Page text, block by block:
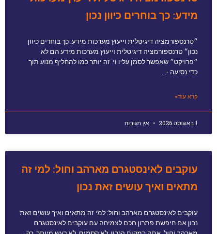
מידע: כך בוחרים כיוון נכון
״טרנספורמציה דיגיטלית וייעוץ מערכות מידע: כך בוחרים כיוון
נכון״ טרנספורמציה דיגיטלית וייעוץ מערכות מידע הם לא
״פרויקט״ שאפשר לסמן עליו וי. זה יותר כמו להחליף מנוע תוך
כדי נסיעה -…
קרא עוד»
1 באוגוסט 2026 אין תגובות
עוקבים לאינסטגרם מארהב וחול: למי זה
מתאים ואיך עושים זאת נכון
עוקבים לאינסטגרם מארהב וחול: למי זה מתאים ואיך עושים זאת
נכון אם חיפשת פתרון חכם לצמיחה עם עוקבים לאינסטגרם